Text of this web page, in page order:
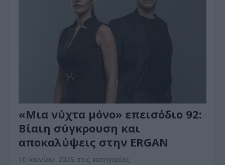
«Μια νύχτα μόνο» επεισόδιο 92:
Βίαιη σύγκρουση και
αποκαλύψεις στην ERGAN
10 Ιουνίου, 2026 στις κατηγορίες